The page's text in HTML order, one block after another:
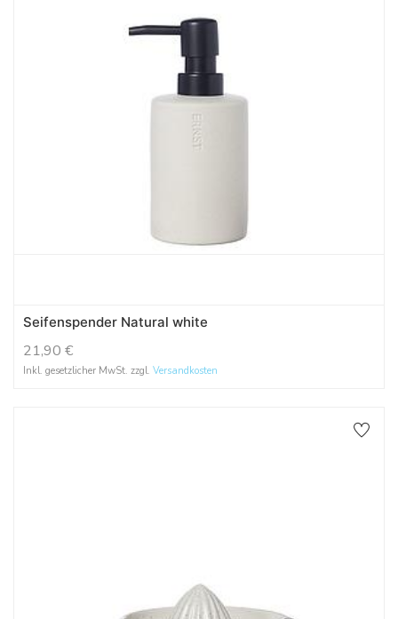
Seifenspender Natural white
21,90 €
Inkl. gesetzlicher MwSt. zzgl. Versandkosten